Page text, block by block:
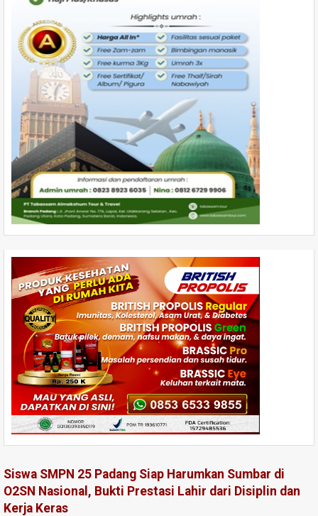
Siswa SMPN 25 Padang Siap Harumkan Sumbar di
O2SN Nasional, Bukti Prestasi Lahir dari Disiplin dan
Kerja Keras